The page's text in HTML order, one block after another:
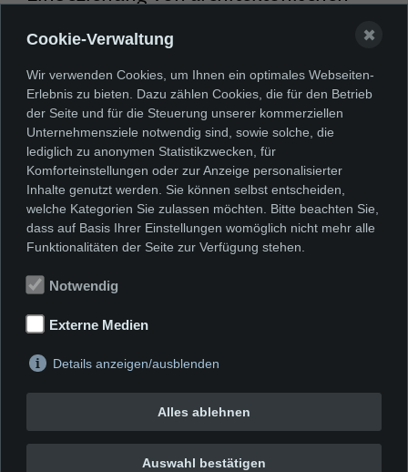
Raumvisionen und durch den Blick auf
das Leben Obdachloser auf und unter
Karton soll die soziale Dimension des
Materials ebenso aufgezeigt werden,
wie seine Verwendung für
Notunterkünfte für Katastrophenopfer.
Hochkarätige Leihgaben werden
gezeigt, namhafte Künstler und
Architekten nehmen an den Aktionen
im Museum und im Stadtgebiet teil.
Cookie-Verwaltung
Wir verwenden Cookies, um Ihnen ein optimales Webseiten-
Erlebnis zu bieten. Dazu zählen Cookies, die für den Betrieb
der Seite und für die Steuerung unserer kommerziellen
Unternehmensziele notwendig sind, sowie solche, die
lediglich zu anonymen Statistikzwecken, für
Komforteinstellungen oder zur Anzeige personalisierter
Inhalte genutzt werden. Sie können selbst entscheiden,
welche Kategorien Sie zulassen möchten. Bitte beachten Sie,
dass auf Basis Ihrer Einstellungen womöglich nicht mehr alle
Funktionalitäten der Seite zur Verfügung stehen.
Notwendig
Externe Medien
Details anzeigen/ausblenden
Alles ablehnen
Auswahl bestätigen
✖